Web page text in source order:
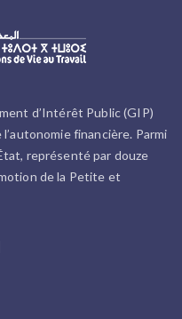
d’Intérêt Public (GIP)
financière. Parmi
représenté par douze
de la Petite et